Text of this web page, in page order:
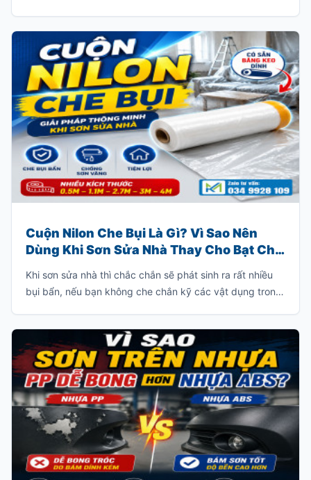
v.v…
Cuộn Nilon Che Bụi Là Gì? Vì Sao Nên
Dùng Khi Sơn Sửa Nhà Thay Cho Bạt Che
Khi sơn sửa nhà thì chắc chắn sẽ phát sinh ra rất nhiều
bụi bẩn, nếu bạn không che chắn kỹ các vật dụng trong